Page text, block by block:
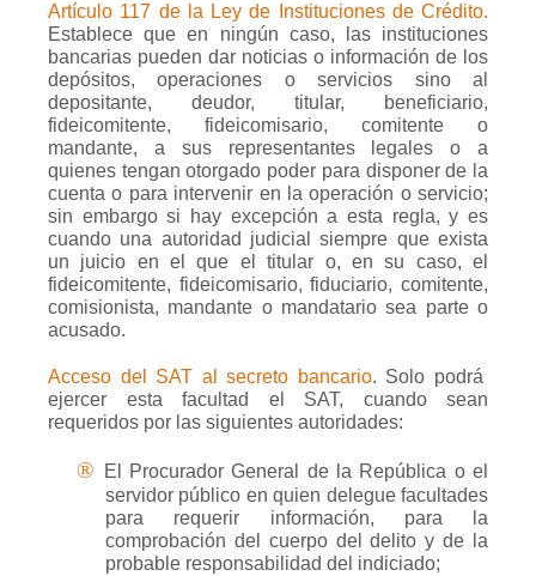
Artículo 117 de la Ley de Instituciones de Crédito.
Establece que en ningún caso, las instituciones
bancarias pueden dar noticias o información de los
depósitos, operaciones o servicios sino al
depositante, deudor, titular, beneficiario,
fideicomitente, fideicomisario, comitente o
mandante, a sus representantes legales o a
quienes tengan otorgado poder para disponer de la
cuenta o para intervenir en la operación o servicio;
sin embargo si hay excepción a esta regla, y es
cuando una autoridad judicial siempre que exista
un juicio en el que el titular o, en su caso, el
fideicomitente, fideicomisario, fiduciario, comitente,
comisionista, mandante o mandatario sea parte o
acusado.
Acceso del SAT al secreto bancario. Solo podrá
ejercer esta facultad el SAT, cuando sean
requeridos por las siguientes autoridades:
®
El Procurador General de la República o el
servidor público en quien delegue facultades
para requerir información, para la
comprobación del cuerpo del delito y de la
probable responsabilidad del indiciado;